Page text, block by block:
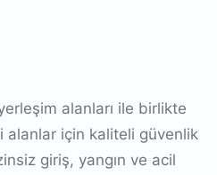
alanları ile birlikte
alanlar için kaliteli güvenlik
giriş, yangın ve acil